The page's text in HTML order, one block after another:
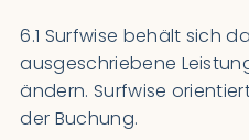
6.1 Surfwise behält sich
ausgeschriebene
ändern. Surfwise
der Buchung.